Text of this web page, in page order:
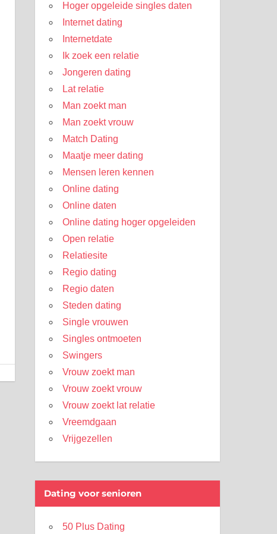
Hoger opgeleide singles daten
Internet dating
Internetdate
Ik zoek een relatie
Jongeren dating
Lat relatie
Man zoekt man
Man zoekt vrouw
Match Dating
Maatje meer dating
Mensen leren kennen
Online dating
Online daten
Online dating hoger opgeleiden
Open relatie
Relatiesite
Regio dating
Regio daten
Steden dating
Single vrouwen
Singles ontmoeten
Swingers
Vrouw zoekt man
Vrouw zoekt vrouw
Vrouw zoekt lat relatie
Vreemdgaan
Vrijgezellen
Dating voor senioren
50 Plus Dating